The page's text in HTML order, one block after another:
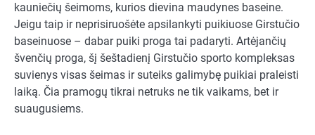
kauniečių šeimoms, kurios dievina maudynes baseine.
Jeigu taip ir neprisiruošėte apsilankyti puikiuose Girstučio
baseinuose – dabar puiki proga tai padaryti. Artėjančių
švenčių proga, šį šeštadienį Girstučio sporto kompleksas
suvienys visas šeimas ir suteiks galimybę puikiai praleisti
laiką. Čia pramogų tikrai netruks ne tik vaikams, bet ir
suaugusiems.